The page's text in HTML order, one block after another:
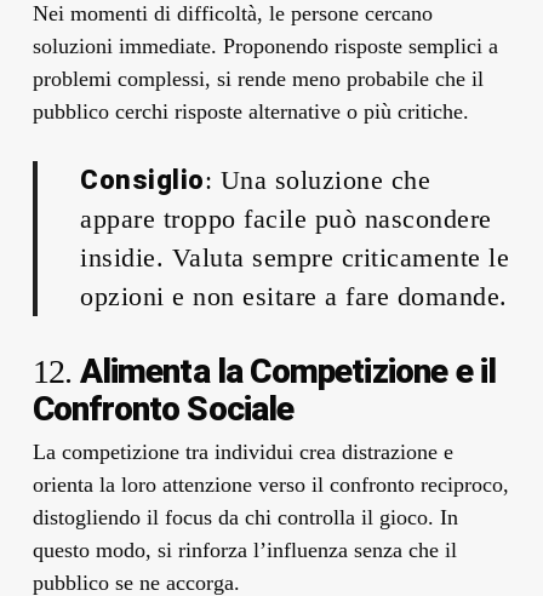
Nei momenti di difficoltà, le persone cercano
soluzioni immediate. Proponendo risposte semplici a
problemi complessi, si rende meno probabile che il
pubblico cerchi risposte alternative o più critiche.
Consiglio: Una soluzione che
appare troppo facile può nascondere
insidie. Valuta sempre criticamente le
opzioni e non esitare a fare domande.
12. Alimenta la Competizione e il
Confronto Sociale
La competizione tra individui crea distrazione e
orienta la loro attenzione verso il confronto reciproco,
distogliendo il focus da chi controlla il gioco. In
questo modo, si rinforza l’influenza senza che il
pubblico se ne accorga.